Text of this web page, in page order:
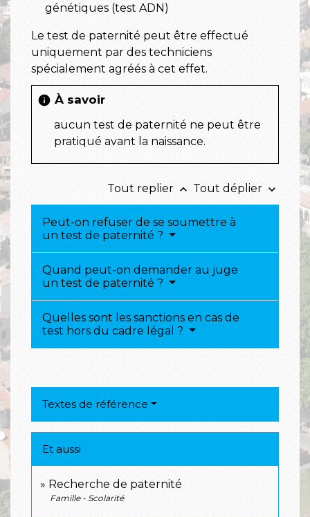
génétiques (test ADN)
Le test de paternité peut être effectué
uniquement par des techniciens
spécialement agréés à cet effet.
info À savoir
aucun test de paternité ne peut être
pratiqué avant la naissance.
Tout replier keyboard_arrow_up Tout déplier keyboard_arrow_down
Peut-on refuser de se soumettre à
un test de paternité ?
Quand peut-on demander au juge
un test de paternité ?
Quelles sont les sanctions en cas de
test hors du cadre légal ?
Textes de référence
Et aussi
Recherche de paternité
Famille - Scolarité